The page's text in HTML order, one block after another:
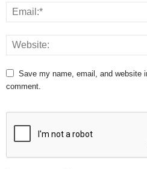
Save my name, email, and website
comment.